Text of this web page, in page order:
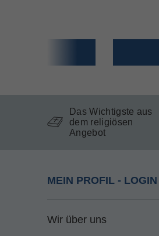
Das Wichtigste aus
dem religiösen
Angebot
MEIN PROFIL - LOGIN
Wir über uns